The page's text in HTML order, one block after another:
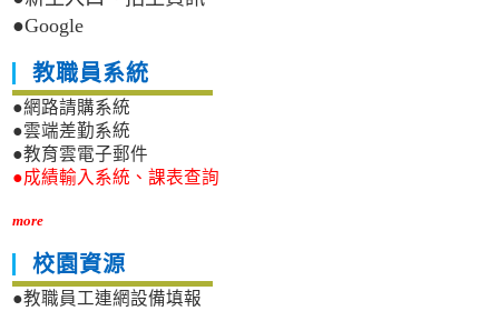
●Google
教職員系統
●網路請購系統
●雲端差勤系統
●教育雲電子郵件
●成績輸入系統、課表查詢
more
校園資源
●教職員工連網設備填報